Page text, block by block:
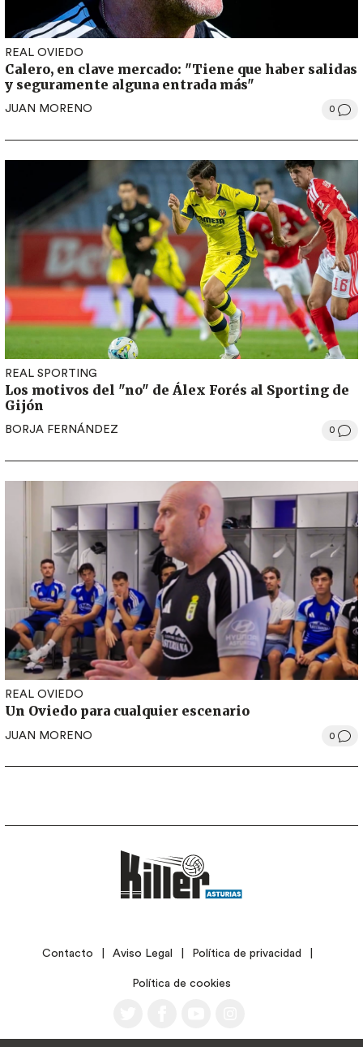
REAL OVIEDO
Calero, en clave mercado: "Tiene que haber salidas
y seguramente alguna entrada más"
JUAN MORENO 0
REAL SPORTING
Los motivos del "no" de Álex Forés al Sporting de
Gijón
BORJA FERNÁNDEZ 0
REAL OVIEDO
Un Oviedo para cualquier escenario
JUAN MORENO 0
LEGALContacto Aviso Legal Política de privacidad
Política de cookies